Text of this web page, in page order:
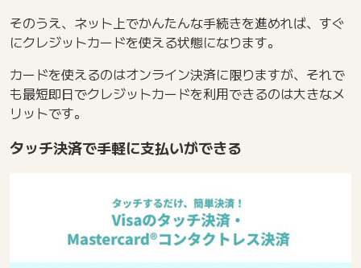
そのうえ、ネット上でかんたんな手続きを進めれば、すぐ
にクレジットカードを使える状態になります。
カードを使えるのはオンライン決済に限りますが、それで
も最短即日でクレジットカードを利用できるのは大きなメ
リットです。
タッチ決済で手軽に支払いができる